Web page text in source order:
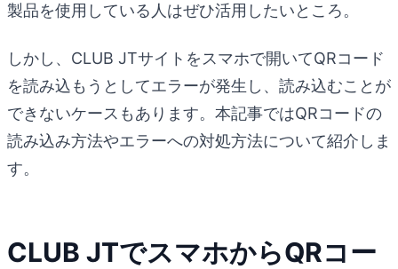
製品を使用している人はぜひ活用したいところ。
しかし、CLUB JTサイトをスマホで開いてQRコード
を読み込もうとしてエラーが発生し、読み込むことが
できないケースもあります。本記事ではQRコードの
読み込み方法やエラーへの対処方法について紹介しま
す。
CLUB JTでスマホからQRコー